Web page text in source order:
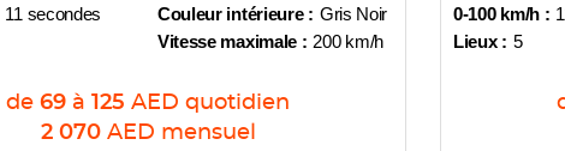
11 secondes
Couleur intérieure : Gris Noir
Vitesse maximale : 200 km/h
de 69 à 125 AED quotidien
2 070 AED mensuel
0-100 km/h :
Lieux : 5